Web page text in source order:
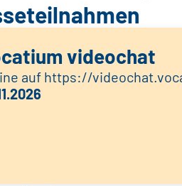
videochat
auf https://